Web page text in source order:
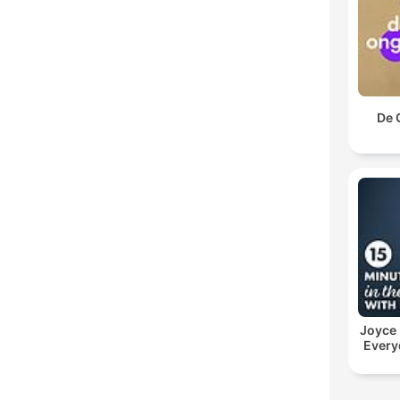
De
Joyce